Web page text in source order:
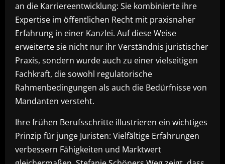
an die Karriereentwicklung: Sie kombinierte ihre
Expertise im öffentlichen Recht mit praxisnaher
Erfahrung in einer Kanzlei. Auf diese Weise
erweiterte sie nicht nur ihr Verständnis juristischer
Praxis, sondern wurde auch zu einer vielseitigen
Fachkraft, die sowohl regulatorische
Rahmenbedingungen als auch die Bedürfnisse von
Mandanten versteht.
Ihre frühen Berufsschritte illustrieren ein wichtiges
Prinzip für junge Juristen: Vielfältige Erfahrungen
verbessern Fähigkeiten und Marktwert